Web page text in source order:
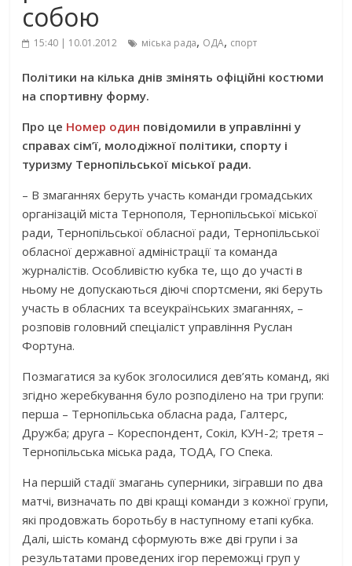
собою
15:40 | 10.01.2012 міська рада, ОДА, спорт
Політики на кілька днів змінять офіційні костюми
на спортивну форму.
Про це Номер один повідомили в управлінні у
справах сім’ї, молодіжної політики, спорту і
туризму Тернопільської міської ради.
– В змаганнях беруть участь команди громадських
організацій міста Тернополя, Тернопільської міської
ради, Тернопільської обласної ради, Тернопільської
обласної державної адміністрації та команда
журналістів. Особливістю кубка те, що до участі в
ньому не допускаються діючі спортсмени, які беруть
участь в обласних та всеукраїнських змаганнях, –
розповів головний спеціаліст управління Руслан
Фортуна.
Позмагатися за кубок зголосилися дев’ять команд, які
згідно жеребкування було розподілено на три групи:
перша – Тернопільська обласна рада, Галтерс,
Дружба; друга – Кореспондент, Сокіл, КУН-2; третя –
Тернопільська міська рада, ТОДА, ГО Спека.
На першій стадії змагань суперники, зігравши по два
матчі, визначать по дві кращі команди з кожної групи,
які продовжать боротьбу в наступному етапі кубка.
Далі, шість команд сформують вже дві групи і за
результатами проведених ігор переможці груп у